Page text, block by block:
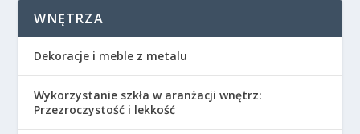
WNĘTRZA
Dekoracje i meble z metalu
Wykorzystanie szkła w aranżacji wnętrz:
Przezroczystość i lekkość